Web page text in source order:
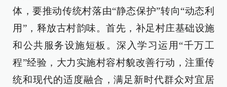
体，要推动传统村落由“静态保护”转向“动态利
用”，释放古村韵味。首先，补足村庄基础设施
和公共服务设施短板。深入学习运用“千万工
程”经验，大力实施村容村貌改善行动，注重传
统和现代的适度融合，满足新时代群众对宜居